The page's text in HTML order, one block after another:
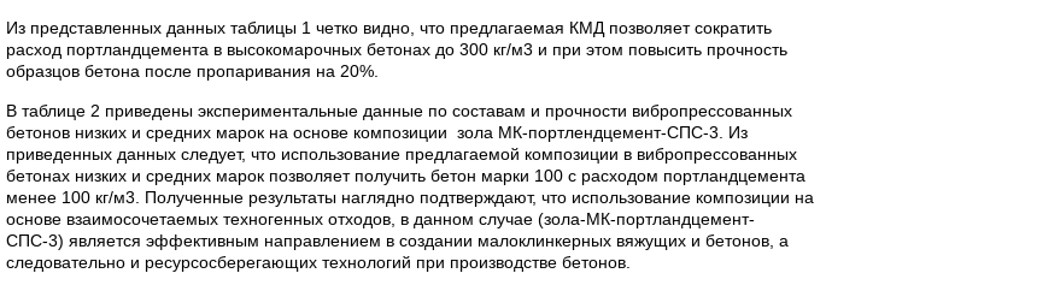
Из представленных данных таблицы 1 четко видно, что предлагаемая КМД позволяет сократить
расход портландцемента в высокомарочных бетонах до 300 кг/м3 и при этом повысить прочность
образцов бетона после пропаривания на 20%.
В таблице 2 приведены экспериментальные данные по составам и прочности вибропрессованных
бетонов низких и средних марок на основе композиции зола МК-портлендцемент-СПС-3. Из
приведенных данных следует, что использование предлагаемой композиции в вибропрессованных
бетонах низких и средних марок позволяет получить бетон марки 100 с расходом портландцемента
менее 100 кг/м3. Полученные результаты наглядно подтверждают, что использование композиции на
основе взаимосочетаемых техногенных отходов, в данном случае (зола-МК-портландцемент-
СПС-3) является эффективным направлением в создании малоклинкерных вяжущих и бетонов, а
следовательно и ресурсосберегающих технологий при производстве бетонов.